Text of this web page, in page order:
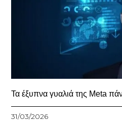
Τα έξυπνα γυαλιά της Meta
31/03/2026